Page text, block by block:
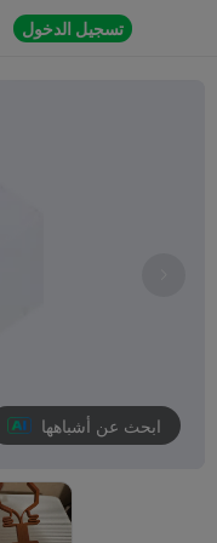
تسجيل الدخول
ابحث عن أشباهها